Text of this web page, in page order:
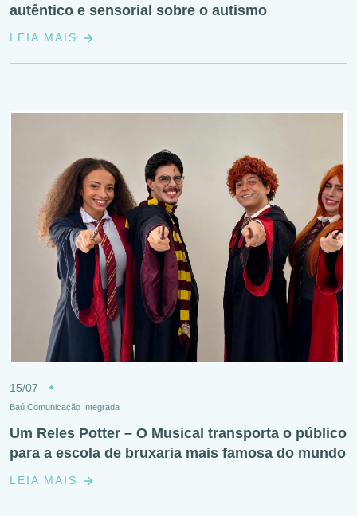
autêntico e sensorial sobre o autismo
LEIA MAIS
15/07
Baú Comunicação Integrada
Um Reles Potter – O Musical transporta o público
para a escola de bruxaria mais famosa do mundo
LEIA MAIS